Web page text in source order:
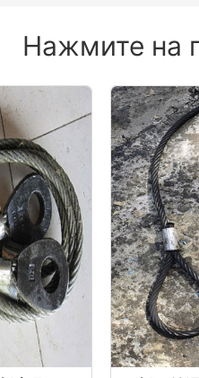
Нажмите на